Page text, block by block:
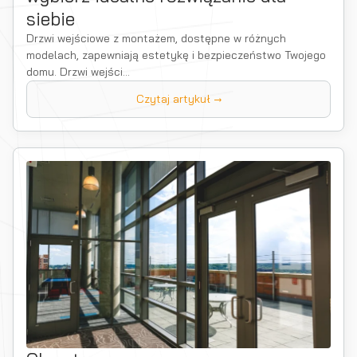
siebie
Drzwi wejściowe z montażem, dostępne w różnych
modelach, zapewniają estetykę i bezpieczeństwo Twojego
domu. Drzwi wejści...
Czytaj artykuł →